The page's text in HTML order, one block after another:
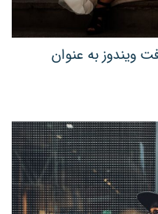
ویندوز به عنوان